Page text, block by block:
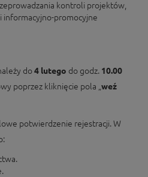
kontroli projektów,
informacyjno-promocyjne
do4 lutego do godz. 10.00
poprzez kliknięcie pola „ weź
potwierdzenie rejestracji. W